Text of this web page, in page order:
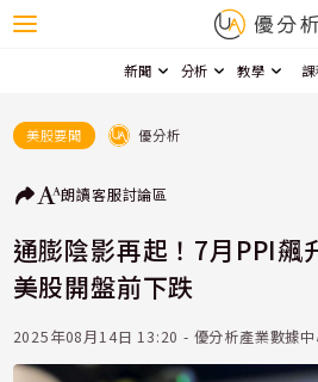
新聞 分析 教學
美股要聞 優分析
朗讀客服討論區
通膨陰影再起！7月PPI
美股開盤前下跌
2025年08月14日 13:20 - 優分析產業數據中